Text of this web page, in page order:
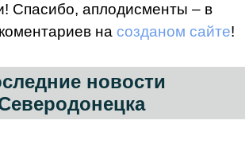
Спасибо, аплодисменты – в
на созданом сайте!
новости